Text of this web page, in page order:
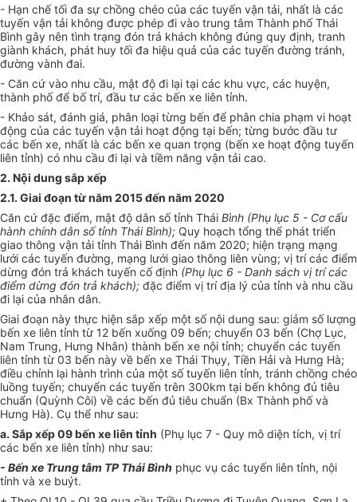
- Hạn chế tối đa sự chồng chéo của các tuyến vận tải, nhất là các
tuyến vận tải không được phép đi vào trung tâm Thành phố Thái
Bình gây nên tình trạng đón trả khách không đúng quy định, tranh
giành khách, phát huy tối đa hiệu quả của các tuyến đường tránh,
đường vành đai.
- Căn cứ vào nhu cầu, mật độ đi lại tại các khu vực, các huyện,
thành phố để bố trí, đầu tư các bến xe liên tỉnh.
- Khảo sát, đánh giá, phân loại từng bến để phân chia phạm vi hoạt
động của các tuyến vận tải hoạt động tại bến; từng bước đầu tư
các bến xe, nhất là các bến xe quan trọng (bến xe hoạt động tuyến
liên tỉnh) có nhu cầu đi lại và tiềm năng vận tải cao.
2. Nội dung sắp xếp
2.1. Giai đoạn từ năm 2015 đến năm 2020
Căn cứ đặc điểm, mật độ dân số tỉnh Thái Bình (Phụ lục 5 - Cơ cấu
hành chính dân số tỉnh Thái Bình); Quy hoạch tổng thể phát triển
giao thông vận tải tỉnh Thái Bình đến năm 2020; hiện trạng mạng
lưới các tuyến đường, mạng lưới giao thông liên vùng; vị trí các điểm
dừng đón trả khách tuyến cố định (Phụ lục 6 - Danh sách vị trí các
điểm dừng đón trả khách); đặc điểm vị trí địa lý của tỉnh và nhu cầu
đi lại của nhân dân.
Giai đoạn này thực hiện sắp xếp một số nội dung sau: giảm số lượng
bến xe liên tỉnh từ 12 bến xuống 09 bến; chuyển 03 bến (Chợ Lục,
Nam Trung, Hưng Nhân) thành bến xe nội tỉnh; chuyển các tuyến
liên tỉnh từ 03 bến này về bến xe Thái Thụy, Tiền Hải và Hưng Hà;
điều chỉnh lại hành trình của một số tuyến liên tỉnh, tránh chồng chéo
luồng tuyến; chuyển các tuyến trên 300km tại bến không đủ tiêu
chuẩn (Quỳnh Côi) về các bến đủ tiêu chuẩn (Bx Thành phố và
Hưng Hà). Cụ thể như sau:
a. Sắp xếp 09 bến xe liên tỉnh (Phụ lục 7 - Quy mô diện tích, vị trí
các bến xe liên tỉnh) như sau:
- Bến xe Trung tâm TP Thái Bình phục vụ các tuyến liên tỉnh, nội
tỉnh và xe buýt.